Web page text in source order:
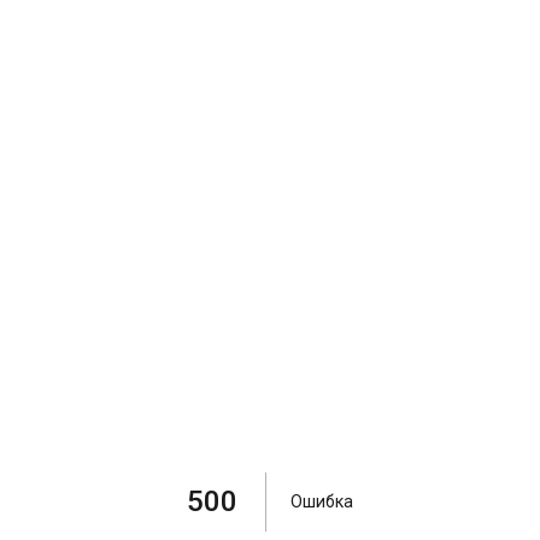
500 Ошибка